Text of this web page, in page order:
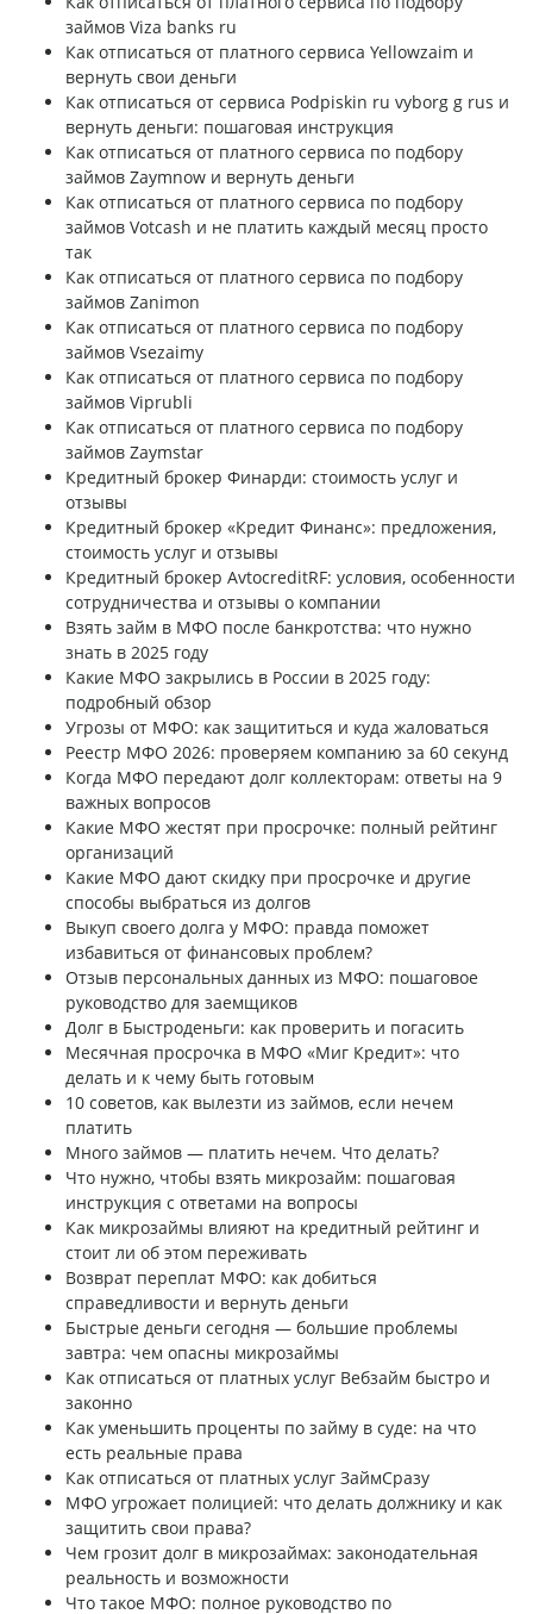
займов Viza banks ru
Как отписаться от платного сервиса Yellowzaim и
вернуть свои деньги
Как отписаться от сервиса Podpiskin ru vyborg g rus и
вернуть деньги: пошаговая инструкция
Как отписаться от платного сервиса по подбору
займов Zaymnow и вернуть деньги
Как отписаться от платного сервиса по подбору
займов Votcash и не платить каждый месяц просто
так
Как отписаться от платного сервиса по подбору
займов Zanimon
Как отписаться от платного сервиса по подбору
займов Vsezaimy
Как отписаться от платного сервиса по подбору
займов Viprubli
Как отписаться от платного сервиса по подбору
займов Zaymstar
Кредитный брокер Финарди: стоимость услуг и
отзывы
Кредитный брокер «Кредит Финанс»: предложения,
стоимость услуг и отзывы
Кредитный брокер AvtocreditRF: условия, особенности
сотрудничества и отзывы о компании
Взять займ в МФО после банкротства: что нужно
знать в 2025 году
Какие МФО закрылись в России в 2025 году:
подробный обзор
Угрозы от МФО: как защититься и куда жаловаться
Реестр МФО 2026: проверяем компанию за 60 секунд
Когда МФО передают долг коллекторам: ответы на 9
важных вопросов
Какие МФО жестят при просрочке: полный рейтинг
организаций
Какие МФО дают скидку при просрочке и другие
способы выбраться из долгов
Выкуп своего долга у МФО: правда поможет
избавиться от финансовых проблем?
Отзыв персональных данных из МФО: пошаговое
руководство для заемщиков
Долг в Быстроденьги: как проверить и погасить
Месячная просрочка в МФО «Миг Кредит»: что
делать и к чему быть готовым
10 советов, как вылезти из займов, если нечем
платить
Много займов — платить нечем. Что делать?
Что нужно, чтобы взять микрозайм: пошаговая
инструкция с ответами на вопросы
Как микрозаймы влияют на кредитный рейтинг и
стоит ли об этом переживать
Возврат переплат МФО: как добиться
справедливости и вернуть деньги
Быстрые деньги сегодня — большие проблемы
завтра: чем опасны микрозаймы
Как отписаться от платных услуг Вебзайм быстро и
законно
Как уменьшить проценты по займу в суде: на что
есть реальные права
Как отписаться от платных услуг ЗаймСразу
МФО угрожает полицией: что делать должнику и как
защитить свои права?
Чем грозит долг в микрозаймах: законодательная
реальность и возможности
Что такое МФО: полное руководство по